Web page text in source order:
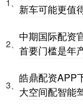
新车可能更值
2、
中期国际配资
首要门槛是年
3、
皓鼎配资APP
大空间配智能